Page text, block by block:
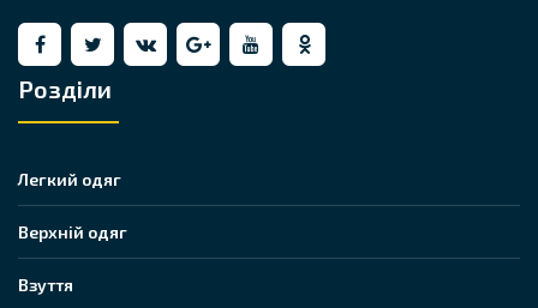
Розділи
Легкий одяг
Верхній одяг
Взуття